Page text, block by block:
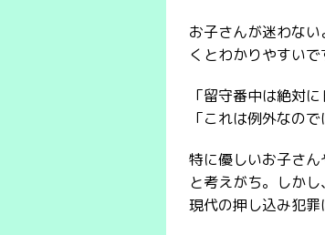
お子さんが迷わな
くとわかりやすいで
「留守番中は絶対
「これは例外なの
特に優しいお子さ
と考えがち。しか
現代の押し込み犯罪